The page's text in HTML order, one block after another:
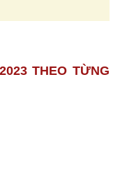
THEO TỪNG